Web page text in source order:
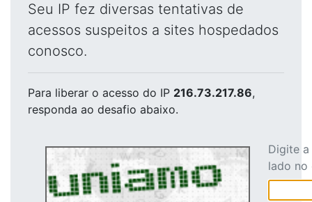
Seu IP fez diversas tentativas de
acessos suspeitos a sites hospedados
conosco.
Para liberar o acesso do IP 216.73.217.86,
responda ao desafio abaixo.
Digite
lado no